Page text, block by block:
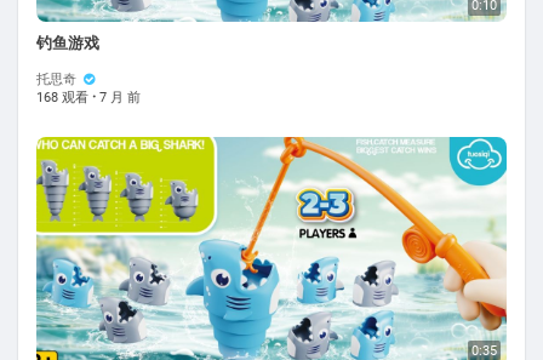
0:10
钓鱼游戏
托思奇
168 观看 · 7 月 前
0:35